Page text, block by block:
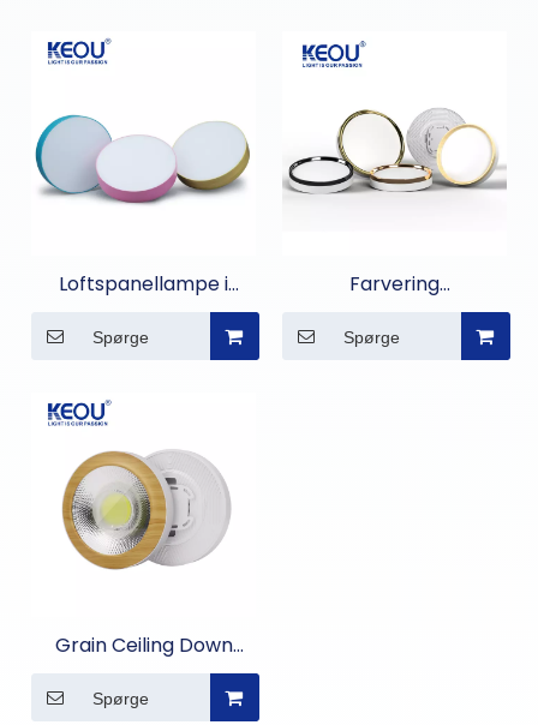
Loftspanellampe i
aluminiumsskal
Spørge
Farvering
Overflademonteret
panellys
Spørge
Grain Ceiling Down
Spørge